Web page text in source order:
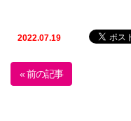
2022.07.19
« 前の記事